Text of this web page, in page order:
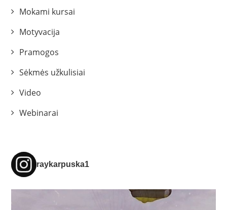
Mokami kursai
Motyvacija
Pramogos
Sėkmės užkulisiai
Video
Webinarai
raykarpuska1